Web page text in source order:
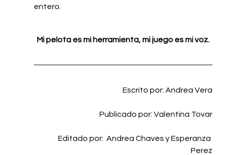
entero.
Mi pelota es mi herramienta, mi juego es mi voz.
                   Escrito por: Andrea Vera
          Publicado por: Valentina Tovar
               Editado por:  Andrea Chaves y Esperanza
Perez